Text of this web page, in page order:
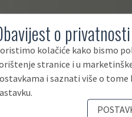
o
kolačiće kako bismo
stranice i u
i saznati više o